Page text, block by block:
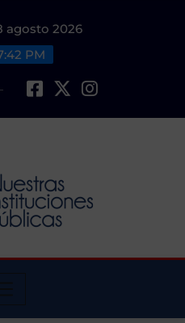
agosto 2026
PM